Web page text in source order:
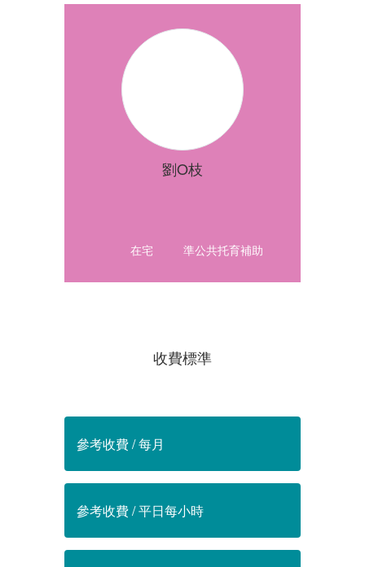
劉O枝
在宅 準公共托育補助
收費標準
參考收費 / 每月
參考收費 / 平日每小時